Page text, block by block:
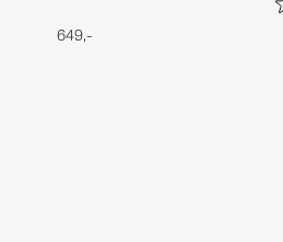
649,-